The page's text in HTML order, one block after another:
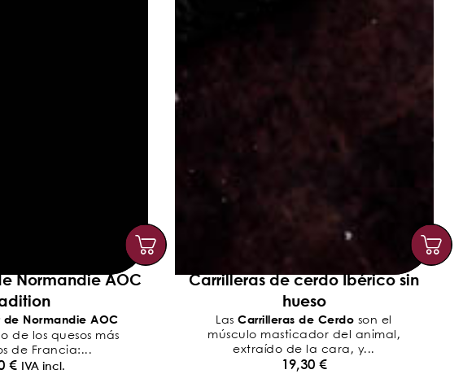
Normandie AOC
Normandie AOC
de los quesos más
de Francia:...
€ IVA incl.
Carrilleras de cerdo Ibérico sin
hueso
LasCarrilleras de Cerdo son el
músculo masticador del animal,
extraído de la cara, y...
19,30 €